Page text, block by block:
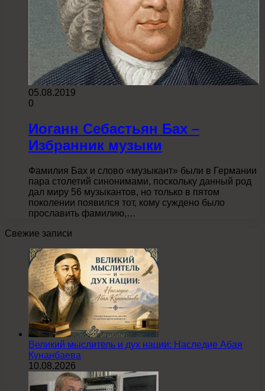
05.08.2019
0
Иоганн Себастьян Бах –
Избранник музыки
Фамилия Бах и слово «музыкант» были в Германии
пара столетий синонимами, поскольку данный род
дал миру 56 музыкантов, но только в пятом
поколении появился тот, кому суждено было
прославить фамилию,…
Свежие записи
Великий мыслитель и дух нации: Наследие Абая
Кунанбаева
10.08.2026